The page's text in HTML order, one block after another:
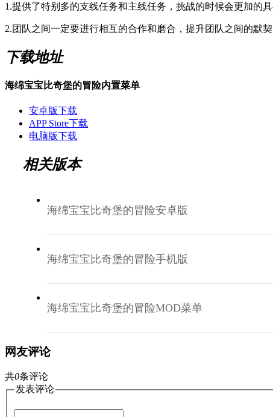
1.提供了特别多的支线任务和主线任务，挑战的时候会更加的
2.团队之间一定要进行相互的合作和磨合，提升团队之间的默
下载地址
海绵宝宝比奇堡的冒险内置菜单
安卓版下载
APP Store下载
电脑版下载
相关版本
海绵宝宝比奇堡的冒险安卓版
海绵宝宝比奇堡的冒险手机版
海绵宝宝比奇堡的冒险MOD菜单
网友评论
共0条评论
发表评论